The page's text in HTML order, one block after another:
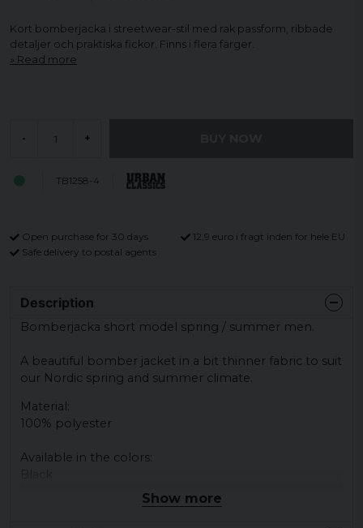
Kort bomberjacka i streetwear-stil med rak passform, ribbade
detaljer och praktiska fickor. Finns i flera färger.
Read more
- +
TB1258-4
Open purchase for 30 days
12,9 euro i fragt inden for hele EU
Safe delivery to postal agents
Description
Bomberjacka short model spring / summer men.
A beautiful bomber jacket in a bit thinner fabric to suit
our Nordic spring and summer climate.
Material:
100% polyester
Available in the colors:
Show more